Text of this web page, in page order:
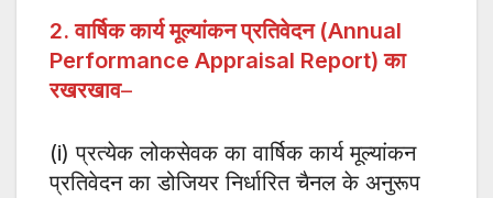
2. वार्षिक कार्य मूल्यांकन प्रतिवेदन (Annual
Performance Appraisal Report) का
रखरखाव–
(i) प्रत्येक लोकसेवक का वार्षिक कार्य मूल्यांकन
प्रतिवेदन का डोजियर निर्धारित चैनल के अनुरूप